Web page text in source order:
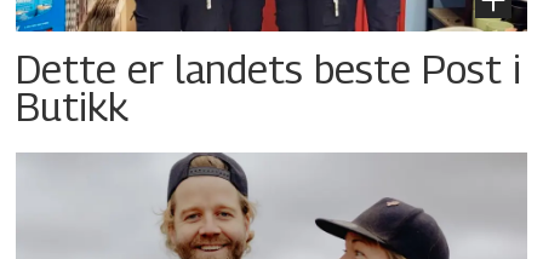
Dette er landets beste Post i
Butikk